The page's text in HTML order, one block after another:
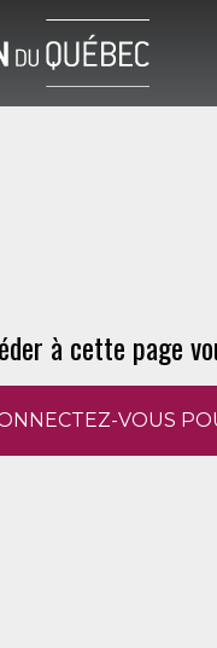
à cette page
VOUS